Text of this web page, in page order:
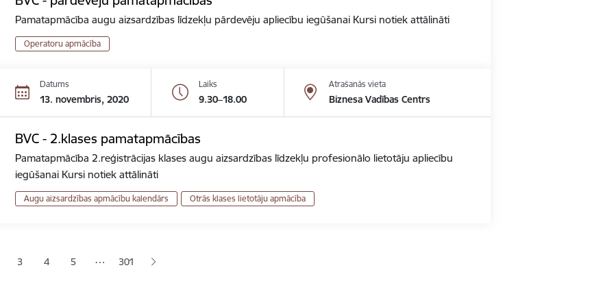
Pamatapmācība augu aizsardzības līdzekļu pārdevēju apliecību iegūšanai Kursi notiek attālināti
Operatoru apmācība
Datums
13. novembris, 2020
Laiks
9.30–18.00
Atrašanās vieta
Biznesa Vadības Centrs
BVC - 2.klases pamatapmācības
Pamatapmācība 2.reģistrācijas klases augu aizsardzības līdzekļu profesionālo lietotāju apliecību
iegūšanai Kursi notiek attālināti
Augu aizsardzības apmācību kalendārs Otrās klases lietotāju apmācība
lapaLapa
3 Lapa
4 Lapa
5 … 301